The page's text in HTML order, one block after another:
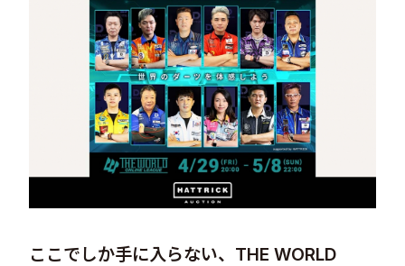
© Valuence Holdings Inc.
ここでしか手に入らない、THE WORLD